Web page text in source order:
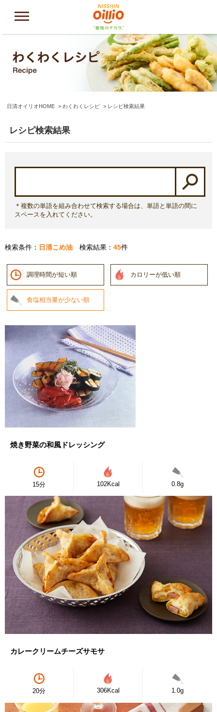
日清オイリオHOME わくわくレシピ レシピ検索結果
レシピ検索結果
＊複数の単語を組み合わせて検索する場合は、単語と単語の間に
スペースを入れてください。
検索条件： 日清こめ油 検索結果： 45件
調理時間が短い順 カロリーが低い順
食塩相当量が少ない順
焼き野菜の和風ドレッシング
15分 102Kcal 0.8g
カレークリームチーズサモサ
20分 306Kcal 1.0g